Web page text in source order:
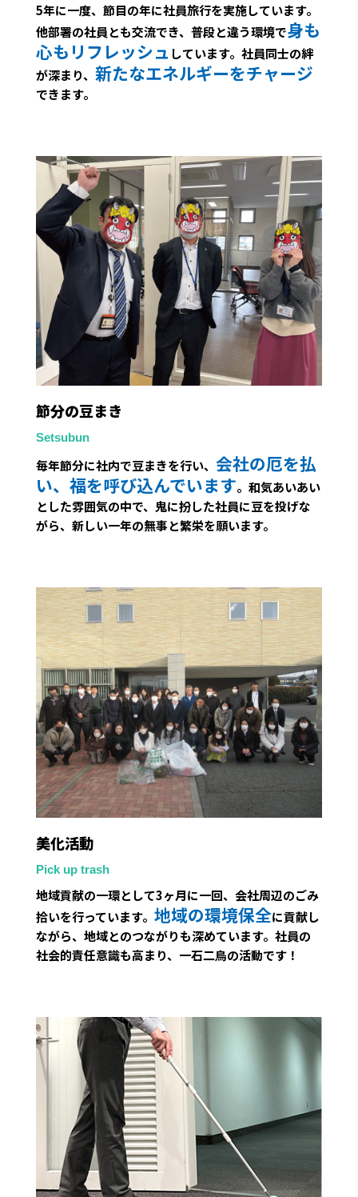
5年に一度、節目の年に社員旅行を実施しています。
他部署の社員とも交流でき、普段と違う環境で身も
心もリフレッシュ しています。社員同士の絆
が深まり、 新たなエネルギーをチャージ
できます。
節分の豆まき
Setsubun
毎年節分に社内で豆まきを行い、 会社の厄を払
い、福を呼び込んでいます。和気あいあい
とした雰囲気の中で、鬼に扮した社員に豆を投げな
がら、新しい一年の無事と繁栄を願います。
美化活動
Pick up trash
地域貢献の一環として3ヶ月に一回、会社周辺のごみ
拾いを行っています。 地域の環境保全に貢献し
ながら、地域とのつながりも深めています。社員の
社会的責任意識も高まり、一石二鳥の活動です！